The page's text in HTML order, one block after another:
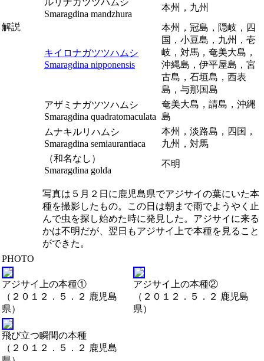
解説
ルリナガツツハムシ
Smaragdina mandzhura
本州，九州
キイロナガツツハムシ
Smaragdina nipponensis
本州，冠島，隠岐，四
国，小豆島，九州，壱
岐，対馬，奄美大島，
沖縄島，伊平屋島，宮
古島，石垣島，西表
島，与那国島
アザミナガツツハムシ
Smaragdina quadratomaculata
奄美大島，請島，沖縄
島
ムナキルリハムシ
Smaragdina semiaurantiaca
本州，淡路島，四国，
九州，対馬
（和名なし）
Smaragdina golda
不明
写真は５月２日に鹿児島県でアジサイの葉にいた本
種を撮影したもの。この日は朝まで雨でようやく止
んで虫を探し始めた時に発見した。アジサイに来る
かは不明だが、翌日もアジサイ上で本種を見ること
ができた。
PHOTO
アジサイ上の本種①
（２０１２．５．２ 鹿児島
県）
アジサイ上の本種②
（２０１２．５．２ 鹿児島
県）
飛び立つ瞬間の本種
（２０１２．５．２ 鹿児島